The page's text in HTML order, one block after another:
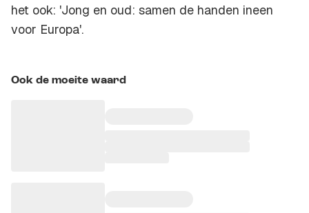
het ook: 'Jong en oud: samen de handen ineen
voor Europa'.
Ook de moeite waard